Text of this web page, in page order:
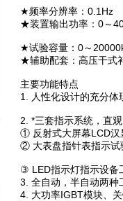
★频率分辨率：0.1Hz
★装置输出功率：0～
★试验容量：0～
★辅助配套：高压干式
主要功能特点
1. 人性化设计的充分体
2. *三套指示系统，直
① 反射式大屏幕LCD汉
② 大表盘指针表指示试
③ LED指示灯指示设备
3. 全自动，半自动两种
4. 大功率IGBT模块、